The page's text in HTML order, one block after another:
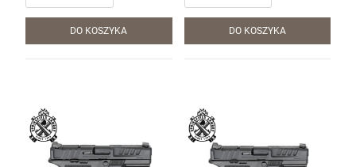
DO KOSZYKA DO KOSZYKA